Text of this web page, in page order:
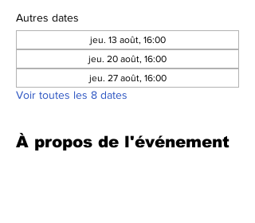
Autres dates
jeu. 13 août, 16:00
jeu. 20 août, 16:00
jeu. 27 août, 16:00
Voir toutes les 8 dates
À propos de l'événement